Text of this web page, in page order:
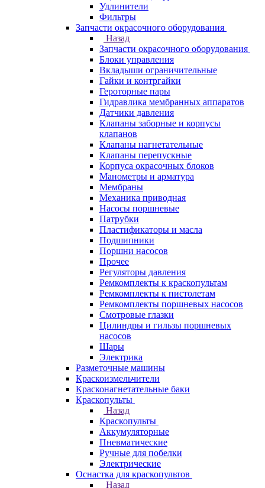
Удлинители
Фильтры
Запчасти окрасочного оборудования
Назад
Запчасти окрасочного оборудования
Блоки управления
Вкладыши ограничительные
Гайки и контргайки
Героторные пары
Гидравлика мембранных аппаратов
Датчики давления
Клапаны заборные и корпусы
клапанов
Клапаны нагнетательные
Клапаны перепускные
Корпуса окрасочных блоков
Манометры и арматура
Мембраны
Механика приводная
Насосы поршневые
Патрубки
Пластификаторы и масла
Подшипники
Поршни насосов
Прочее
Регуляторы давления
Ремкомплекты к краскопультам
Ремкомплекты к пистолетам
Ремкомплекты поршневых насосов
Смотровые глазки
Цилиндры и гильзы поршневых
насосов
Шары
Электрика
Разметочные машины
Краскоизмельчители
Красконагнетательные баки
Краскопульты
Назад
Краскопульты
Аккумуляторные
Пневматические
Ручные для побелки
Электрические
Оснастка для краскопультов
Назад